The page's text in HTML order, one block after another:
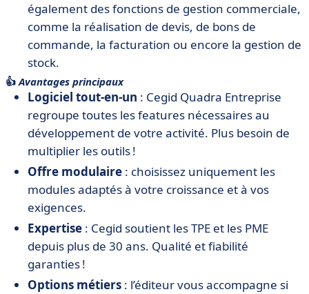
également des fonctions de gestion commerciale,
comme la réalisation de devis, de bons de
commande, la facturation ou encore la gestion de
stock.
👍Avantages principaux
Logiciel tout-en-un : Cegid Quadra Entreprise
regroupe toutes les features nécessaires au
développement de votre activité. Plus besoin de
multiplier les outils !
Offre modulaire : choisissez uniquement les
modules adaptés à votre croissance et à vos
exigences.
Expertise : Cegid soutient les TPE et les PME
depuis plus de 30 ans. Qualité et fiabilité
garanties !
Options métiers : l’éditeur vous accompagne si